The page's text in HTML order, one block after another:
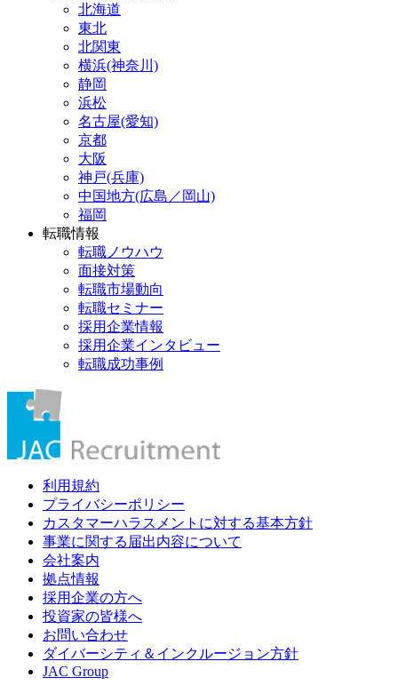
北海道
東北
北関東
横浜(神奈川)
静岡
浜松
名古屋(愛知)
京都
大阪
神戸(兵庫)
中国地方(広島／岡山)
福岡
転職情報
転職ノウハウ
面接対策
転職市場動向
転職セミナー
採用企業情報
採用企業インタビュー
転職成功事例
利用規約
プライバシーポリシー
カスタマーハラスメントに対する基本方針
事業に関する届出内容について
会社案内
拠点情報
採用企業の方へ
投資家の皆様へ
お問い合わせ
ダイバーシティ＆インクルージョン方針
JAC Group